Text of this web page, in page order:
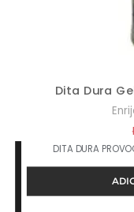
Dita Dura
DITA DURA